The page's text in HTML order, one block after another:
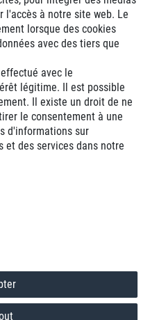
J+1
réduits
avec garantie
07 94 *
lundi au vendredi de 9h à 18h.
l'accès à notre site web. Le
lorsque des cookies
avec des tiers que
avec le
légitime. Il est possible
Il existe un droit de ne
le consentement à une
d'informations sur
et des services dans notre